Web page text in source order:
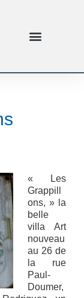
« Les
Grappill
ons, » la
belle
villa Art
nouveau
au 26 de
la rue
Paul-
Doumer,